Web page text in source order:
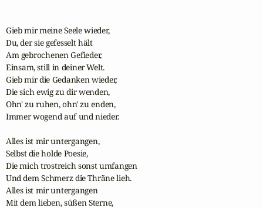
Gieb mir meine Seele wieder,
Du, der sie gefesselt hält
Am gebrochenen Gefieder,
Einsam, still in deiner Welt.
Gieb mir die Gedanken wieder,
Die sich ewig zu dir wenden,
Ohn' zu ruhen, ohn' zu enden,
Immer wogend auf und nieder.
Alles ist mir untergangen,
Selbst die holde Poesie,
Die mich trostreich sonst umfangen
Und dem Schmerz die Thräne lieh.
Alles ist mir untergangen
Mit dem lieben, süßen Sterne,